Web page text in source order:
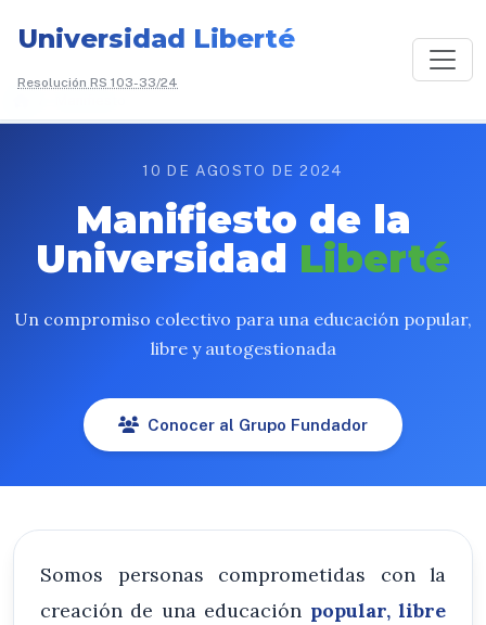
Universidad Liberté
Resolución RS 103-33/24
10 DE AGOSTO DE 2024
Manifiesto de la
Universidad Liberté
Un compromiso colectivo para una educación popular,
libre y autogestionada
Conocer al Grupo Fundador
Somos personas comprometidas con la
creación de una educación popular, libre